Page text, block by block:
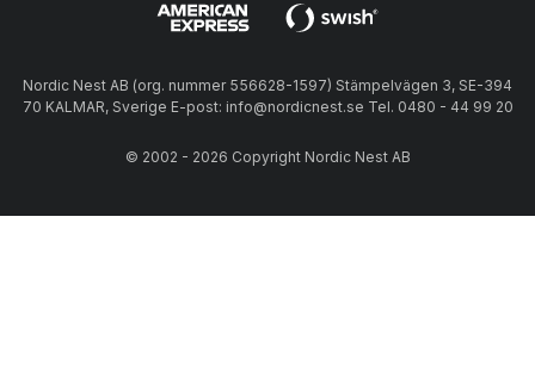
Nordic Nest AB (org. nummer 556628-1597) Stämpelvägen 3, SE-394
70 KALMAR, Sverige E-post: info@nordicnest.se Tel. 0480 - 44 99 20
© 2002 - 2026 Copyright Nordic Nest AB